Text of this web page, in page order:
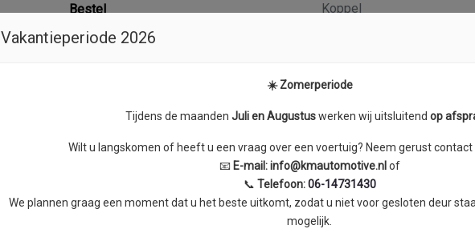
Bestel
Wit
Koppel
Vakantieperiode 2026
☀️ Zomerperiode
Tijdens de maanden Juli en Augustuswerken wij uitsluitend op
Wilt u langskomen of heeft u een vraag over een voertuig? Neem gerust contact
📧 E-mail:info@kmautomotive.nlof
📞 Telefoon:06-14731430
We plannen graag een moment dat u het beste uitkomt, zodat u niet voor gesloten deur
mogelijk.